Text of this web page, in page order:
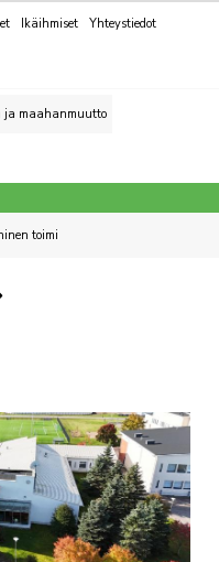
Ikäihmiset Yhteystiedot
ja maahanmuutto
toimi